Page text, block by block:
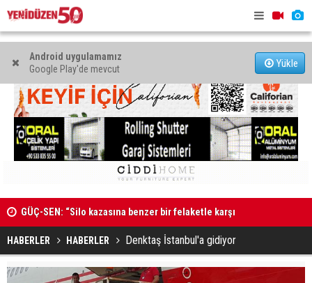
Android uygulamamız
Google Play'de mevcut
Yükle
MAHKEME İLANI
HABERLER HABERLER Denktaş İstanbul'a gidiyor